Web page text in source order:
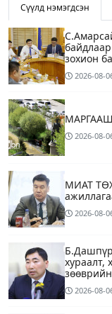
Сүүлд нэмэгдсэн
зохион
2026-08-
2026-08-
МИАТ
2026-08-
хураалт,
2026-08-